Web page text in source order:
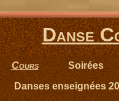
Danse
Cours
Soirées
Danses enseignées